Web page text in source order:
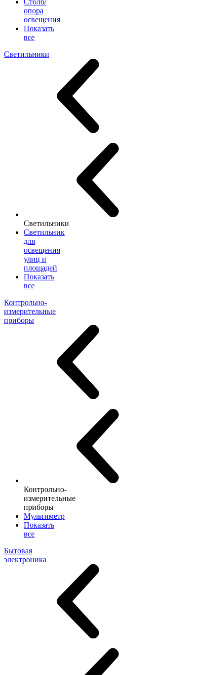
Столб/
опора
освещения
Показать
все
Светильники
Светильники
Светильник
для
освещения
улиц и
площадей
Показать
все
Контрольно-
измерительные
приборы
Контрольно-
измерительные
приборы
Мультиметр
Показать
все
Бытовая
электроника